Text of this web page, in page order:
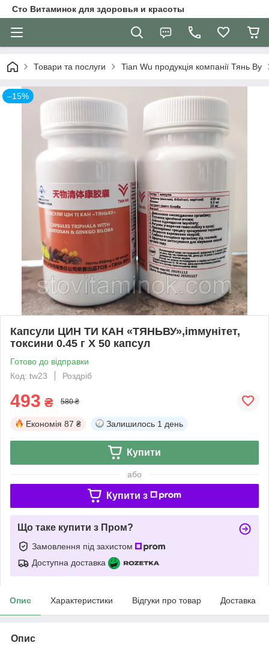
Сто Витаминок для здоровья и красоты
Товари та послуги Tian Wu продукція компанії Тянь Ву
–15%
Капсули ЦИН ТИ КАН «ТЯНЬВУ»,imмунітет,
токсини 0.45 г Х 50 капсул
Готово до відправки
Код: tw23
Роздріб
493 ₴ 580 ₴
Економія 87 ₴ Залишилось 1 день
Купити
або
Купити з
Що таке купити з Пром?
Замовлення під захистом
Доступна доставка
Опис Характеристики Відгуки про товар Доставка
Опис